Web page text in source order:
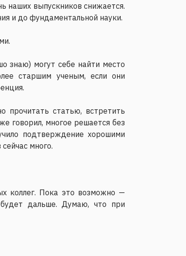
наших выпускников снижается.
и до фундаментальной науки.
знаю) могут себе найти место
старшим ученым, если они
прочитать статью, встретить
говорил, многое решается без
подтверждение хорошими
много.
коллег. Пока это возможно —
будет дальше. Думаю, что при